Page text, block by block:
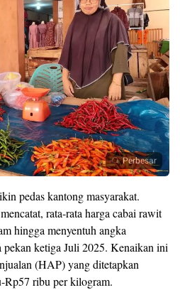
Perbesar
pedas kantong masyarakat.
rata-rata harga cabai rawit
hingga menyentuh angka
ketiga Juli 2025. Kenaikan ini
(HAP) yang ditetapkan
Rp57 ribu per kilogram.